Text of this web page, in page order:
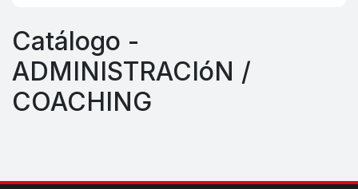
Catálogo -
ADMINISTRACIóN /
COACHING